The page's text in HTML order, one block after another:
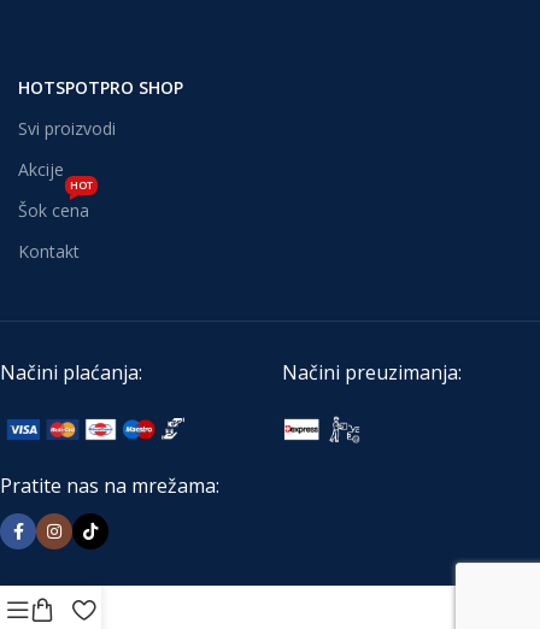
HOTSPOTPRO SHOP
Svi proizvodi
Akcije
Šok cena
HOT
Kontakt
Načini plaćanja: Načini preuzimanja:
Pratite nas na mrežama: